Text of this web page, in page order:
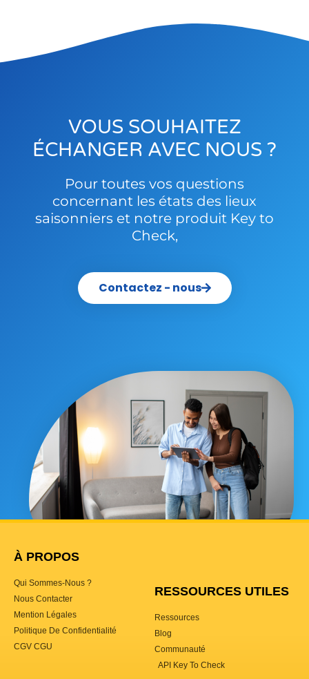
VOUS SOUHAITEZ
ÉCHANGER AVEC NOUS ?
Pour toutes vos questions
concernant les états des lieux
saisonniers et notre produit Key to
Check,
Contactez - nous
À PROPOS
Qui Sommes-Nous ?
Nous Contacter
Mention Légales
Politique De Confidentialité
CGV CGU
RESSOURCES UTILES
Ressources
Blog
Communauté
API Key To Check